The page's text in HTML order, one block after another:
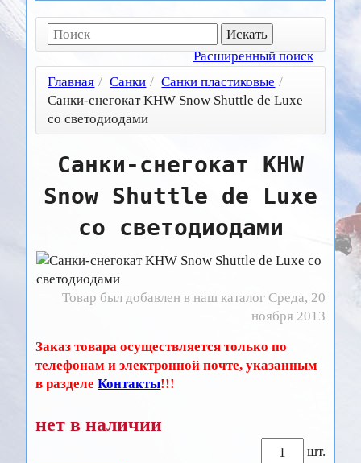
Расширенный поиск
Главная / Санки / Санки пластиковые /
Санки-снегокат KHW Snow Shuttle de Luxe
со светодиодами
Санки-снегокат KHW
Snow Shuttle de Luxe
со светодиодами
Товар был добавлен в наш каталог Среда, 20
ноября 2013
Заказ товара осуществляется только по
телефонам и электронной почте, указанным
в разделеКонтакты!!!
нет в наличии
шт.